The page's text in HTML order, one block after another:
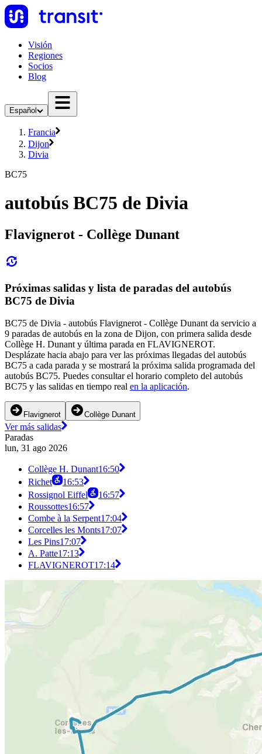
Visión
Regiones
Socios
Blog
Español
Francia
Dijon
Divia
BC75
autobús BC75 de Divia
Flavignerot - Collège Dunant
Próximas salidas y lista de paradas del autobús
BC75 de Divia
BC75 de Divia - autobús Flavignerot - Collège Dunant da servicio a
9 paradas de autobús en la zona de Dijon, con primera salida desde
Collège H. Dunant y última parada en FLAVIGNEROT.
Desplázate hacia abajo para ver las próximas llegadas del autobús
BC75 a cada parada y se mostrará la próxima salida programada del
autobús BC75. Puedes consultar el horario completo del autobús
BC75 y las salidas en tiempo real en la aplicación.
Flavignerot Collège Dunant
Ver más salidas
Paradas
lun, 31 ago 2026
Collège H. Dunant16:50
Richet
16:53
Rossignol Eiffel
16:57
Roussottes16:57
Combe à la Serpent17:04
Corcelles les Monts17:07
Les Pins17:07
A. Patte17:13
FLAVIGNEROT17:14